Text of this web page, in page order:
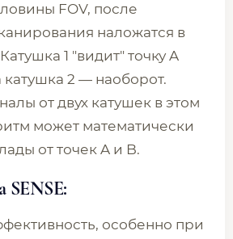
FOV, после
наложатся в
1 "видит" точку A
2 — наоборот.
от двух катушек в этом
может математически
от точек A и B.
SENSE:
особенно при